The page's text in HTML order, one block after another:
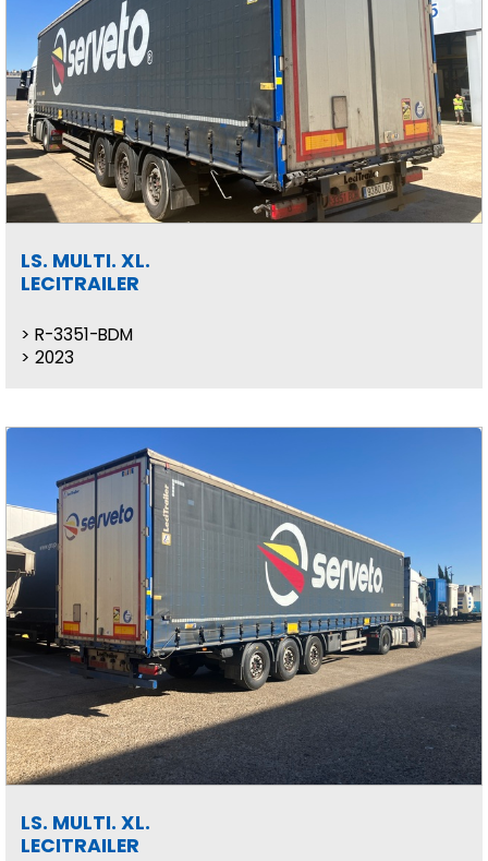
LS. MULTI. XL.
LECITRAILER
R-3351-BDM
2023
LS. MULTI. XL.
LECITRAILER